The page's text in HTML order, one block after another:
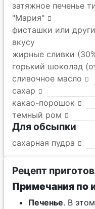
затяжное печенье
"Мария"
фисташки или
вкусу
жирные сливки
горький шоколад
сливочное масло
сахар
какао-порошок
темный ром
Для обсыпки
сахарная пудра
Рецепт
Примечания по
Печенье. В